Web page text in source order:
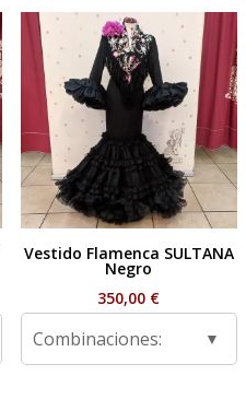
Vestido Flamenca SULTANA
Negro
350,00 €
Combinaciones: